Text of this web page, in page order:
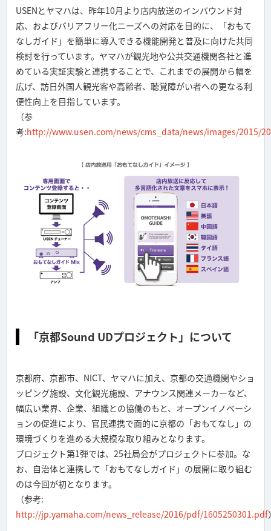
USENとヤマハは、昨年10月より店内放送のインバウンド対
応、およびバリアフリー化ニーズへの対応を目的に、「おもて
なしガイド」を簡単に導入できる機能開発と普及に向けた共同
検討を行っています。ヤマハが観光地や公共交通機関各社と進
めている実証実験と連携することで、これまでの展開から幅を
広げ、訪日外国人観光客や高齢者、聴覚障がい者への更なる利
便性向上を目指しています。
（参
考:http://www.usen.com/news/cms_data/news/images/2015/
「京都Sound UDプロジェクト」について
京都府、京都市、NICT、ヤマハに加え、京都の交通機関やショ
ッピング施設、文化観光施設、アナウンス関連メーカーなど、
幅広い業界、企業、組織との協働のもと、オープンイノベーシ
ョンの促進により、官民連携で面的に京都の「おもてなし」の
環境づくりを進める大規模な取り組みとなります。
プロジェクト第1弾では、25社局会がプロジェクトに参加。な
お、自治体と連携して「おもてなしガイド」の展開に取り組む
のは今回が初となります。
（参考:
http://jp.yamaha.com/news_release/2016/pdf/1605250301.pdf